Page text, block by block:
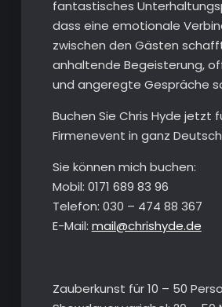
fantastisches
dass eine emotionale
zwischen den Gästen
anhaltende Begeisterung,
und angeregte Gespräche
Buchen Sie Chris Hyde jetzt
Firmenevent in ganz
Sie können mich buchen:
Mobil: ‭0171 689 83 96
Telefon: 030 – 474 88 367
E-Mail: mail@chrishyde.de
Zauberkunst für 10 – 50